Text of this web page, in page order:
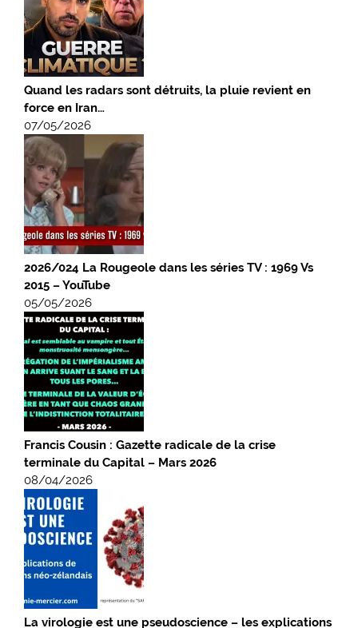
Quand les radars sont détruits, la pluie revient en
force en Iran…
07/05/2026
2026/024 La Rougeole dans les séries TV : 1969 Vs
2015 – YouTube
05/05/2026
Francis Cousin : Gazette radicale de la crise
terminale du Capital – Mars 2026
08/04/2026
La virologie est une pseudoscience – les explications